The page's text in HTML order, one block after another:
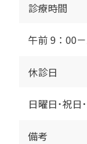
診療時間
午前 9：00
休診日
日曜日･祝日
備考